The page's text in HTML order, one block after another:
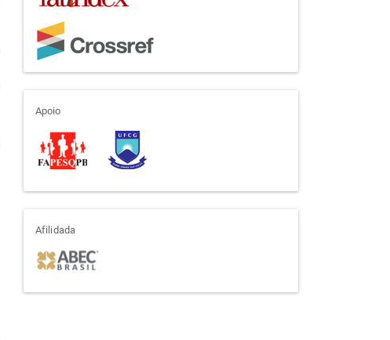
apoio
Apoio
afiliada
Afilidada